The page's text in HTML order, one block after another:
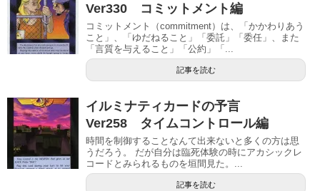
Ver330 コミットメント編
コミットメント（commitment）は、「かかわりあう
こと」、「ゆだねること」「委託」「委任」、また
「言質を与えること」「公約」「...
記事を読む
イルミナティカードの予言
Ver258 タイムコントロール編
時間を制御することなんて出来ないと多くの方は思
うだろう。 だが自分は臨死体験の時にアカシックレ
コードとみられるものを垣間見た。...
記事を読む